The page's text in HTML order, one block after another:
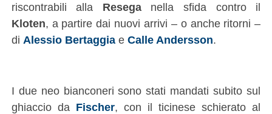
riscontrabili alla Reseganella sfida contro il
Kloten, a partire dai nuovi arrivi – o anche ritorni –
di Alessio Bertaggiae Calle Andersson.
I due neo bianconeri sono stati mandati subito sul
ghiaccio da Fischer, con il ticinese schierato al